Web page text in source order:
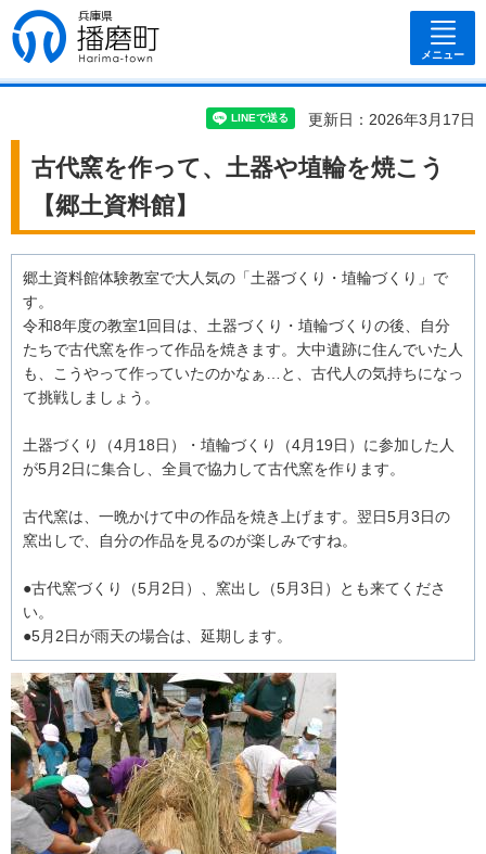
兵庫県 播磨
町
メニュー
更新日：2026年3月17日
古代窯を作って、土器や埴輪を焼こう
【郷土資料館】
郷土資料館体験教室で大人気の「土器づくり・埴輪づくり」で
す。
令和8年度の教室1回目は、土器づくり・埴輪づくりの後、自分
たちで古代窯を作って作品を焼きます。大中遺跡に住んでいた人
も、こうやって作っていたのかなぁ…と、古代人の気持ちになっ
て挑戦しましょう。
土器づくり（4月18日）・埴輪づくり（4月19日）に参加した人
が5月2日に集合し、全員で協力して古代窯を作ります。
古代窯は、一晩かけて中の作品を焼き上げます。翌日5月3日の
窯出しで、自分の作品を見るのが楽しみですね。
●古代窯づくり（5月2日）、窯出し（5月3日）とも来てくださ
い。
●5月2日が雨天の場合は、延期します。